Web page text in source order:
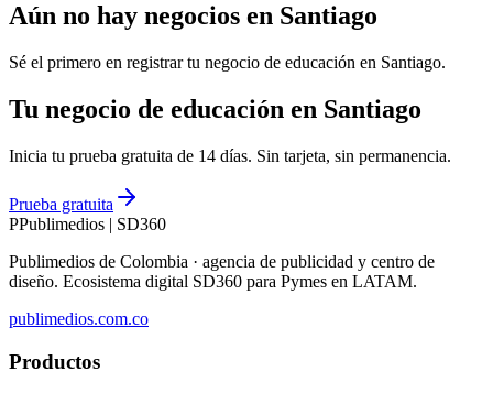
Aún no hay negocios en Santiago
Sé el primero en registrar tu negocio de educación en Santiago.
Tu negocio de educación en Santiago
Inicia tu prueba gratuita de 14 días. Sin tarjeta, sin permanencia.
Prueba gratuita
PPublimedios | SD360
Publimedios de Colombia · agencia de publicidad y centro de
diseño. Ecosistema digital SD360 para Pymes en LATAM.
publimedios.com.co
Productos